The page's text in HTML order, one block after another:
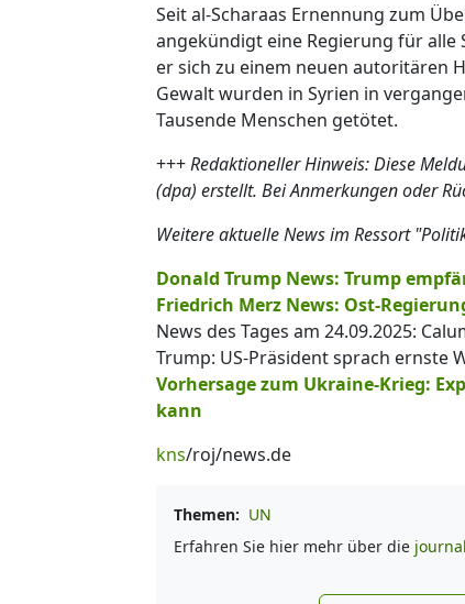
Seit al-Scharaas Ernennung zum
angekündigt eine Regierung für
er sich zu einem neuen autoritären
Gewalt wurden in Syrien in
Tausende Menschen getötet.
+++Redaktioneller Hinweis: Diese
(dpa) erstellt. Bei Anmerkungen oder
Weitere aktuelle News im Ressort
Donald Trump News: Trump
Friedrich Merz News: Ost-
News des Tages am 24.09.2025:
Trump: US-Präsident sprach ernste
Vorhersage zum Ukraine-Krieg:
kann
kns/roj/news.de
Themen: UN
Erfahren Sie hier mehr über die